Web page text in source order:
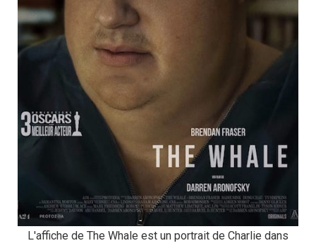
L'affiche de The Whale est un portrait de Charlie dans